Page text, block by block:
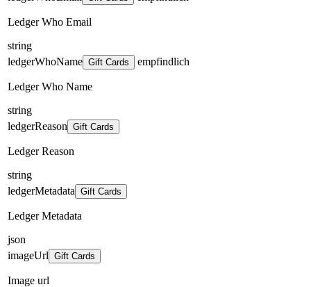
Ledger Who Email
string
ledgerWhoName Gift Cards empfindlich
Ledger Who Name
string
ledgerReason Gift Cards
Ledger Reason
string
ledgerMetadata Gift Cards
Ledger Metadata
json
imageUrl Gift Cards
Image url